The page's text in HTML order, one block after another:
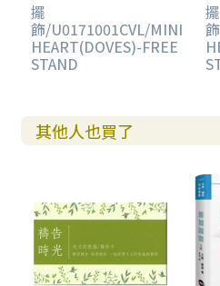
擺
飾/U0171001CVL/MINI
HEART(DOVES)-FREE
STAND
擺
其他人也買了